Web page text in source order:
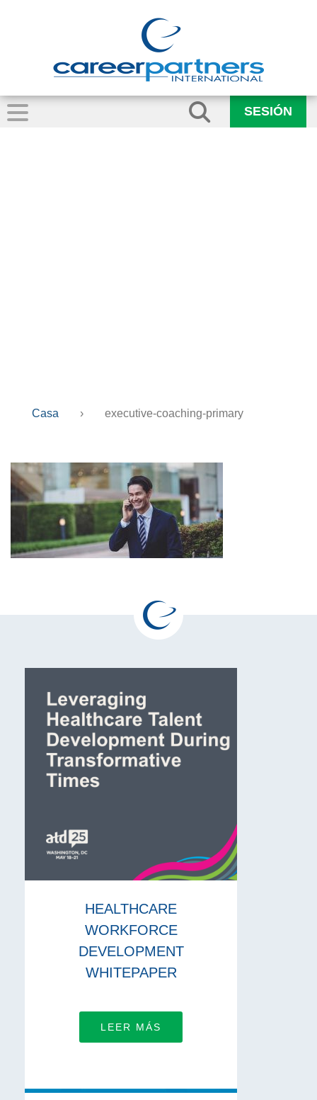
SESIÓN
Casa › executive-coaching-primary
HEALTHCARE
WORKFORCE
DEVELOPMENT
WHITEPAPER
LEER MÁS